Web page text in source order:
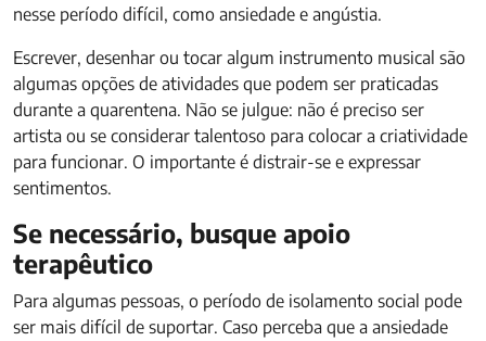
nesse período difícil, como ansiedade e angústia.
Escrever, desenhar ou tocar algum instrumento musical são
algumas opções de atividades que podem ser praticadas
durante a quarentena. Não se julgue: não é preciso ser
artista ou se considerar talentoso para colocar a criatividade
para funcionar. O importante é distrair-se e expressar
sentimentos.
Se necessário, busque apoio
terapêutico
Para algumas pessoas, o período de isolamento social pode
ser mais difícil de suportar. Caso perceba que a ansiedade